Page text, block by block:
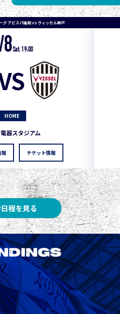
グ アビスパ福岡 vs ヴィッセル神戸
Sat. 19:00
HOME
器スタジアム
報 チケット情報
程を見る